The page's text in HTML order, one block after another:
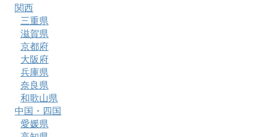
関西
三重県
滋賀県
京都府
大阪府
兵庫県
奈良県
和歌山県
中国・四国
愛媛県